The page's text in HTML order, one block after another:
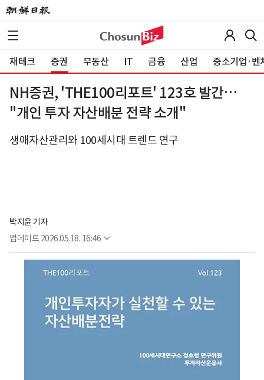
재테크 증권 부동산 IT 금융 산업 중소기업·벤
NH증권, 'THE100리포트' 123호 발간…
"개인 투자 자산배분 전략 소개"
생애자산관리와 100세시대 트렌드 연구
박지윤 기자
업데이트 2026.05.18. 16:46